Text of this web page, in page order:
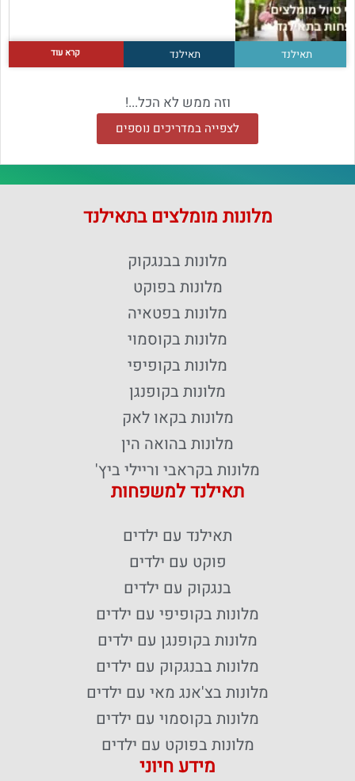
תאילנד תאילנד קרא עוד
וזה ממש לא הכל...!
לצפייה במדריכים נוספים
מלונות מומלצים בתאילנד
מלונות בבנגקוק
מלונות בפוקט
מלונות בפטאיה
מלונות בקוסמוי
מלונות בקופיפי
מלונות בקופנגן
מלונות בקאו לאק
מלונות בהואה הין
מלונות בקראבי וריילי ביץ'
תאילנד למשפחות
תאילנד עם ילדים
פוקט עם ילדים
בנגקוק עם ילדים
מלונות בקופיפי עם ילדים
מלונות בקופנגן עם ילדים
מלונות בבנגקוק עם ילדים
מלונות בצ'אנג מאי עם ילדים
מלונות בקוסמוי עם ילדים
מלונות בפוקט עם ילדים
מידע חיוני